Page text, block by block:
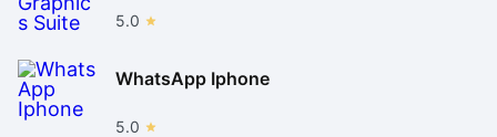
5.0
WhatsApp Iphone
5.0